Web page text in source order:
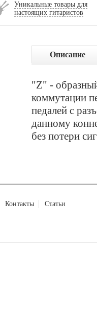
Уникальные товары для
настоящих гитаристов
Описание
"Z" -
коммутации
педалей с
данному
без потери
Контакты Статьи